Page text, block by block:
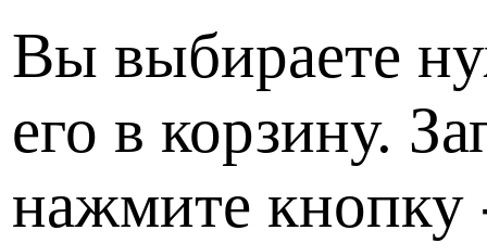
Вы выбираете
его в корзину.
нажмите кнопку